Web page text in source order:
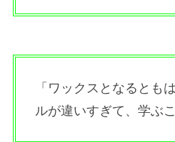
「ワックスとなるとも
ルが違いすぎて、学ぶ